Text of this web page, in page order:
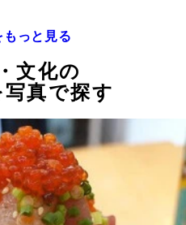
もっと見る
文化の
真で探す